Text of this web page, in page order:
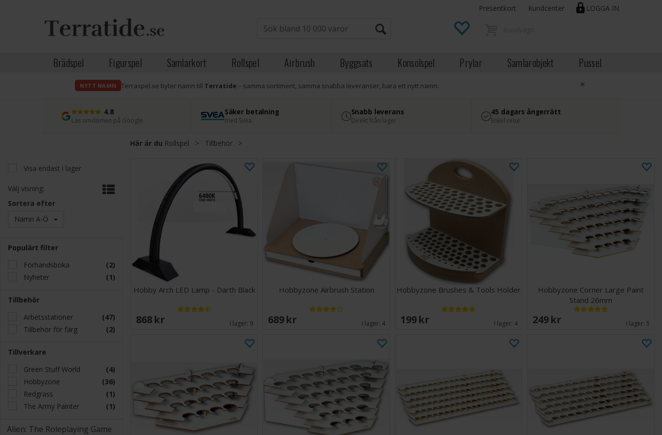
LOGGA IN
Presentkort Kundcenter
Brädspel Figurspel Samlarkort Rollspel Airbrush Byggsats Konsolspel Prylar Samlarobjekt Pussel
NYTT NAMN Terraspel.se byter namn till Terratide– samma sortiment, samma snabba leveranser, bara ett nytt namn. ×
4.8
Läs omdömen på Google
Säker betalning
med Svea
Snabb leverans
Direkt från lager
45 dagars ångerrätt
Enkel retur
Här är du Rollspel > Tillbehör >
Visa endast i lager
Välj visning:
Sortera efter
Namn A-Ö
Populärt filter
Förhandsboka
(2)
Nyheter
(1)
Tillbehör
Arbetsstationer
(47)
Tillbehör för färg
(2)
Tillverkare
Green Stuff World
(4)
Hobbyzone
(36)
Redgrass
(1)
The Army Painter
(1)
Alien: The Roleplaying Game
Hobby Arch LED Lamp - Darth Black
868 SEK I lager: 9
Hobbyzone Airbrush Station
689 SEK I lager: 4
Hobbyzone Brushes & Tools Holder
199 SEK I lager: 4
Hobbyzone Corner Large Paint
Stand 26mm
249 SEK I lager: 5